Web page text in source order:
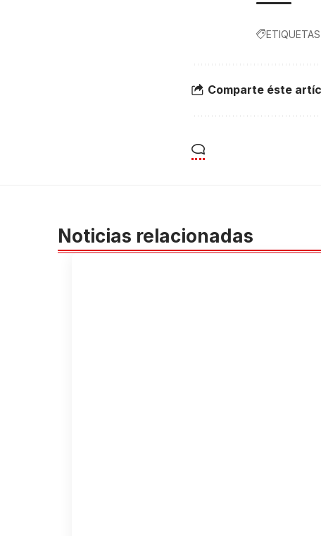
ETIQUETAS
Comparte éste
Noticias relacionadas